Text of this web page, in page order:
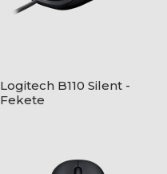
Logitech B110 Silent -
Fekete